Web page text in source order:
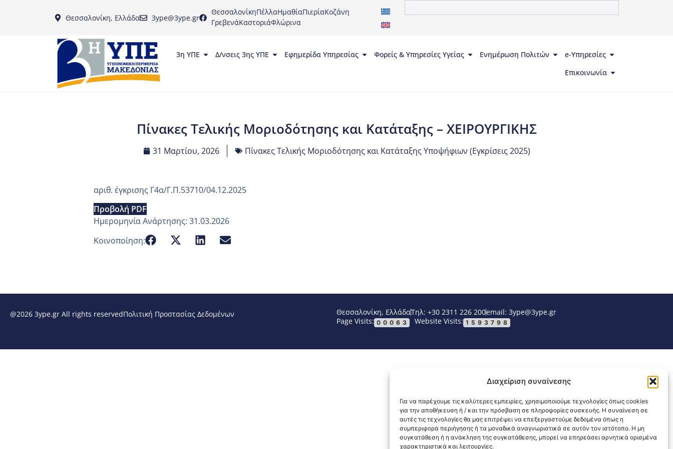
Διαχείριση συναίνεσης
Για να παρέχουμε τις καλύτερες εμπειρίες, χρησιμοποιούμε τεχνολογίες όπως cookies
για την αποθήκευση ή / και την πρόσβαση σε πληροφορίες συσκευής. Η συναίνεση σε
αυτές τις τεχνολογίες θα μας επιτρέψει να επεξεργαστούμε δεδομένα όπως η
συμπεριφορά περιήγησης ή τα μοναδικά αναγνωριστικά σε αυτόν τον ιστότοπο. Η μη
συγκατάθεση ή η ανάκληση της συγκατάθεσης, μπορεί να επηρεάσει αρνητικά ορισμένα
χαρακτηριστικά και λειτουργίες.
Θεσσαλονίκη, Ελλάδα 3ype@3ype.gr
ΘεσσαλονίκηΠέλλαΗμαθίαΠιερίαΚοζάνη
ΓρεβενάΚαστοριάΦλώρινα
3η ΥΠΕ Δ/νσεις 3ης ΥΠΕ Εφημερίδα Υπηρεσίας Φορείς & Υπηρεσίες Υγείας Ενημέρωση Πολιτών
e-Υπηρεσίες
Επικοινωνία
Πίνακες Τελικής Μοριοδότησης και Κατάταξης – ΧΕΙΡΟΥΡΓΙΚΗΣ
31 Μαρτίου, 2026 Πίνακες Τελικής Μοριοδότησης και Κατάταξης Υποψήφιων (Εγκρίσεις 2025)
αριθ. έγκρισης Γ4α/Γ.Π.53710/04.12.2025
Προβολή PDF
Ημερομηνία Ανάρτησης: 31.03.2026
Κοινοποίηση:
@2026 3ype.gr All rights reservedΠολιτική Προστασίας Δεδομένων Θεσσαλονίκη, ΕλλάδαΤηλ: +30 2311 226 200email: 3ype@3ype.gr
Page Visits: 00063 Website Visits: 1593798